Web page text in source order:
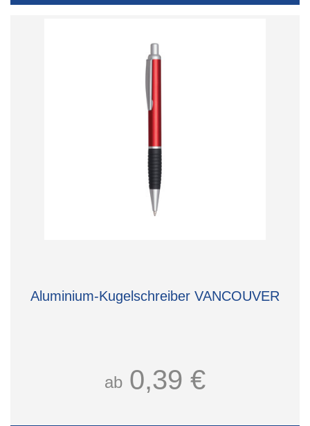
Aluminium-Kugelschreiber VANCOUVER
ab 0,39 €